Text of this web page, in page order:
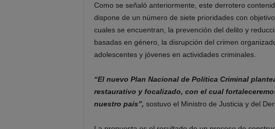
Como se señaló anteriormente, este derrotero
dispone de un número de siete prioridades con
cuales se encuentran, la prevención del delito y
basadas en género, la disrupción del crimen
adolescentes y jóvenes en actividades criminales.
“El nuevo Plan Nacional de Política Criminal
restaurativo y focalizado, con el cual
nuestro país”, sostuvo el Ministro de Justicia y del